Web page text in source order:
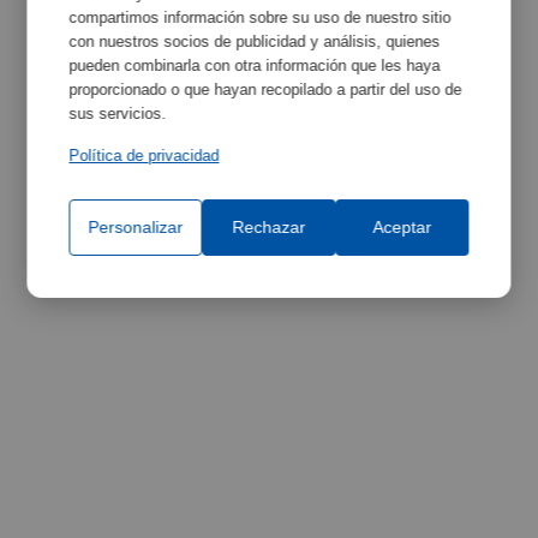
compartimos información sobre su uso de nuestro sitio
con nuestros socios de publicidad y análisis, quienes
pueden combinarla con otra información que les haya
proporcionado o que hayan recopilado a partir del uso de
sus servicios.
Política de privacidad
Personalizar Rechazar Aceptar